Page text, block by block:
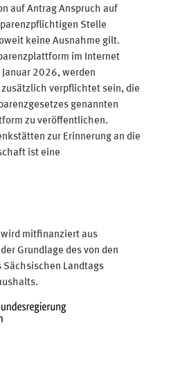
auf Antrag Anspruch auf
Stelle
keine Ausnahme gilt.
im Internet
2026, werden
verpflichtet sein, die
genannten
zu veröffentlichen.
zur Erinnerung an die
ist eine
mitfinanziert aus
Grundlage des von den
Sächsischen Landtags